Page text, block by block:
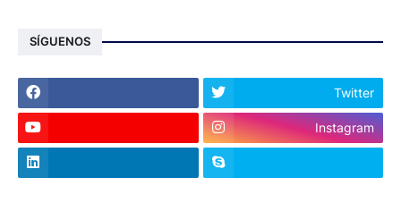
SÍGUENOS
Twitter
Instagram